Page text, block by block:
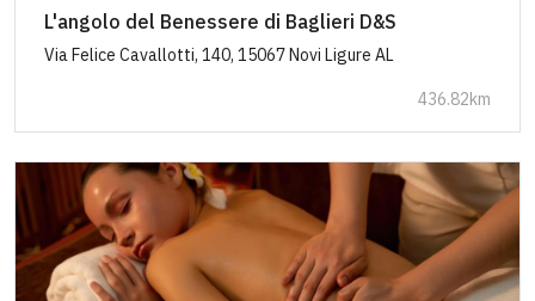
L'angolo del Benessere di Baglieri D&S
Via Felice Cavallotti, 140, 15067 Novi Ligure AL
436.82km